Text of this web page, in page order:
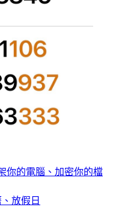
你的電腦、加密你的檔
放假日